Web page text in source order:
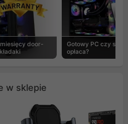
door-
Gotowy PC czy
opłaca?
w sklepie